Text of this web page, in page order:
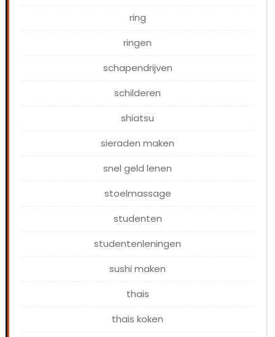
ring
ringen
schapendrijven
schilderen
shiatsu
sieraden maken
snel geld lenen
stoelmassage
studenten
studentenleningen
sushi maken
thais
thais koken